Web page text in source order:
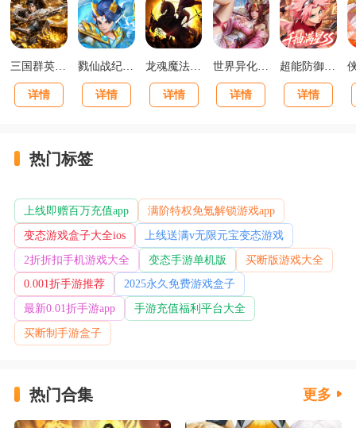
详情
戮仙战纪0.05折新篇章版
详情
龙魂魔法马年散人专属版
详情
世界异化之后0.1折登陆送全图鉴版
详情 详情
热门标签
上线即赠百万充值app
满阶特权免氪解锁游戏app
变态游戏盒子大全ios
上线送满v无限元宝变态游戏
2折折扣手机游戏大全
变态手游单机版
买断版游戏大全
0.001折手游推荐
2025永久免费游戏盒子
最新0.01折手游app
手游充值福利平台大全
买断制手游盒子
热门合集 更多